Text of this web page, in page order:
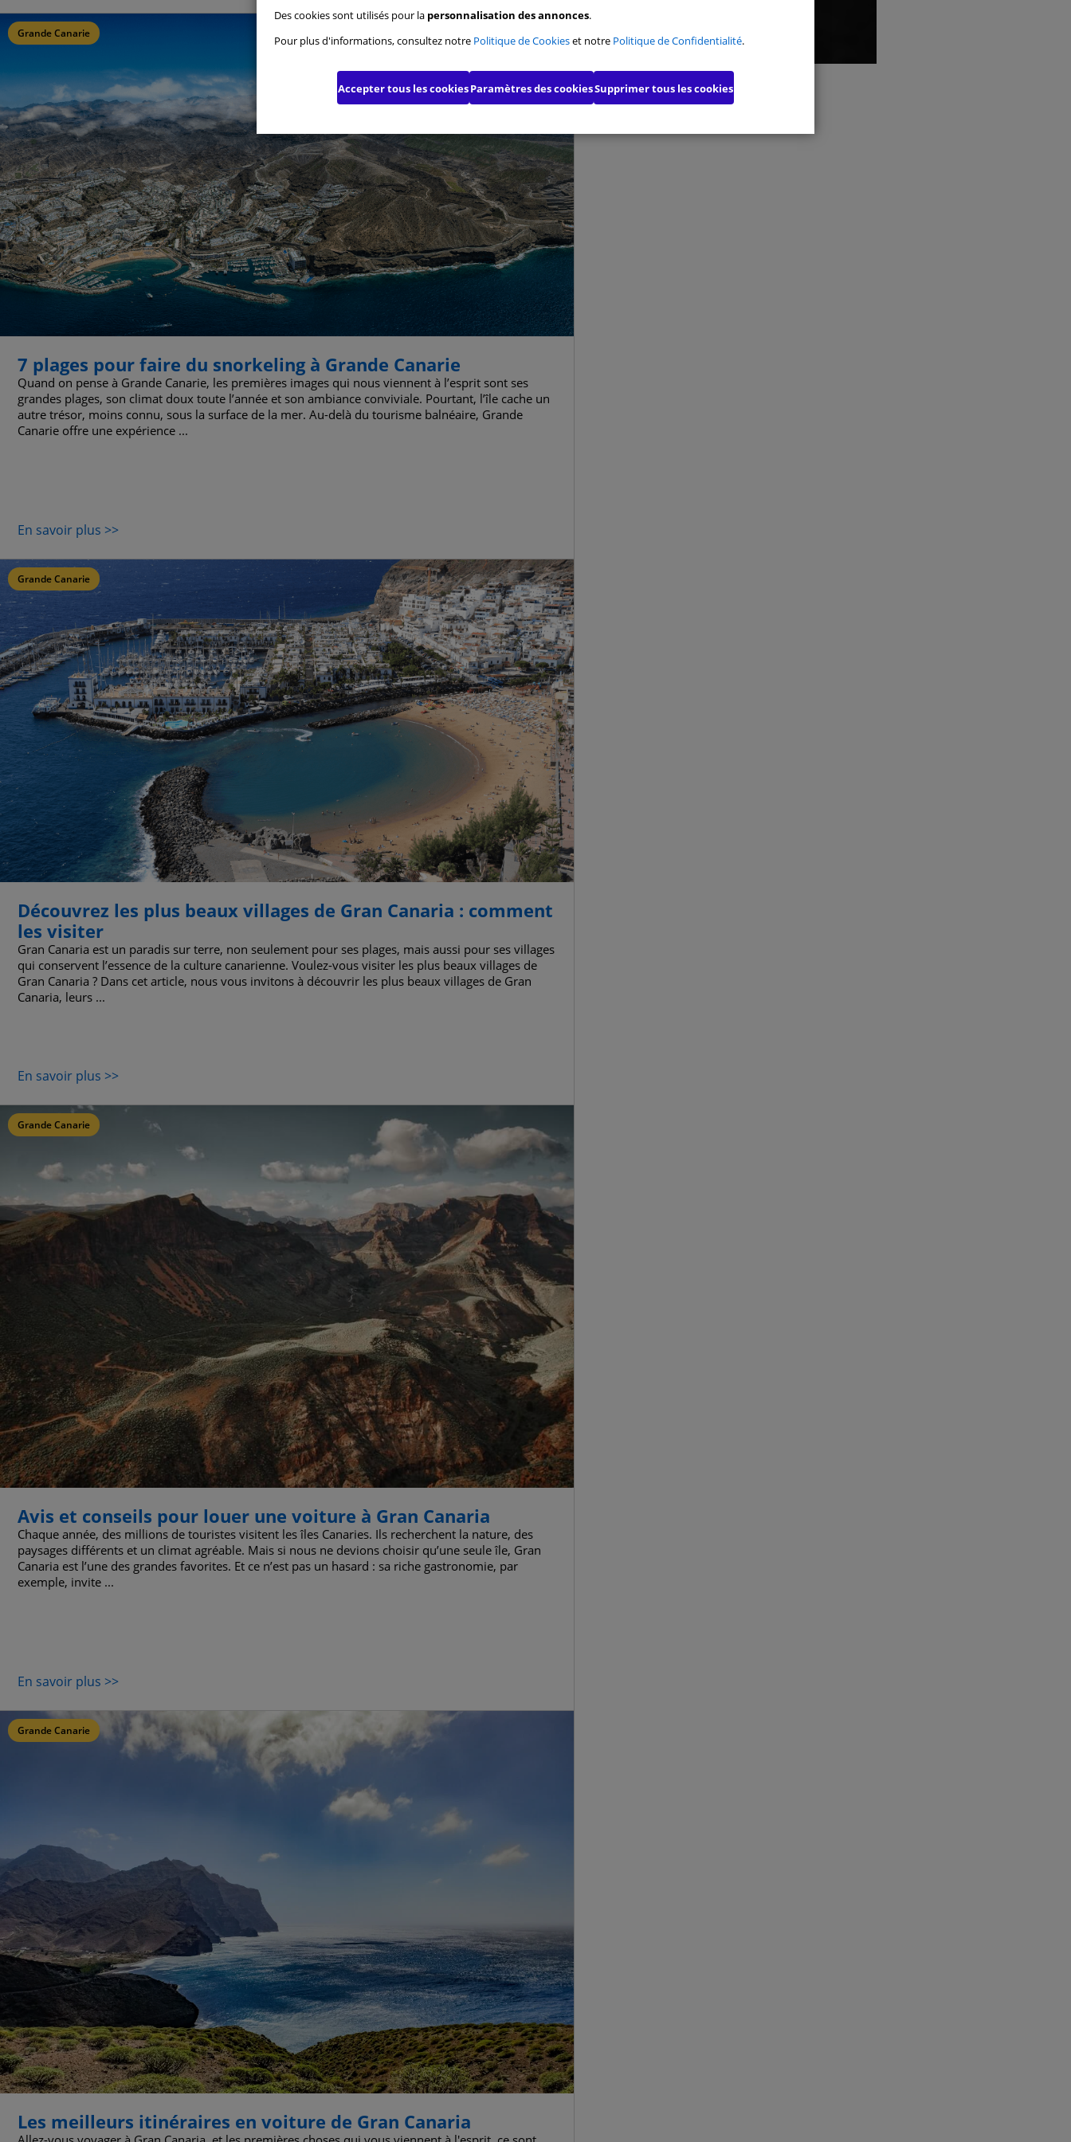
Grande Canarie
7 plages pour faire du snorkeling à Grande Canarie
Quand on pense à Grande Canarie, les premières images qui nous viennent à l’esprit sont ses
grandes plages, son climat doux toute l’année et son ambiance conviviale. Pourtant, l’île cache un
autre trésor, moins connu, sous la surface de la mer. Au-delà du tourisme balnéaire, Grande
Canarie offre une expérience ...
En savoir plus >>
Grande Canarie
Découvrez les plus beaux villages de Gran Canaria : comment
les visiter
Gran Canaria est un paradis sur terre, non seulement pour ses plages, mais aussi pour ses villages
qui conservent l’essence de la culture canarienne. Voulez-vous visiter les plus beaux villages de
Gran Canaria ? Dans cet article, nous vous invitons à découvrir les plus beaux villages de Gran
Canaria, leurs ...
En savoir plus >>
Grande Canarie
Avis et conseils pour louer une voiture à Gran Canaria
Chaque année, des millions de touristes visitent les îles Canaries. Ils recherchent la nature, des
paysages différents et un climat agréable. Mais si nous ne devions choisir qu’une seule île, Gran
Canaria est l’une des grandes favorites. Et ce n’est pas un hasard : sa riche gastronomie, par
exemple, invite ...
En savoir plus >>
Grande Canarie
Les meilleurs itinéraires en voiture de Gran Canaria
Des cookies sont utilisés pour la personnalisation des annonces.
Pour plus d'informations, consultez notre Politique de Cookieset notre Politique de Confidentialité.
Paramètres des cookiesSupprimer tous les cookies
Accepter tous les cookies
Cookies de performance
Cookies pour une publicité ciblée
Cookies publicitaires avancés
Confirmer la sélection